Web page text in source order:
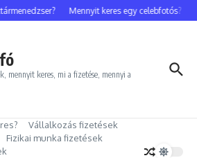
Mennyit keres egy celebfotós?
mennyit keres, mi a fizetése, mennyi a
Vállalkozás fizetések
Fizikai munka fizetések